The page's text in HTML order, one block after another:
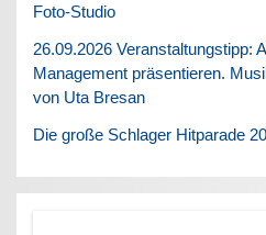
Foto-Studio
26.09.2026 Veranstaltungstipp:
Management präsentieren.
von Uta Bresan
Die große Schlager Hitparade